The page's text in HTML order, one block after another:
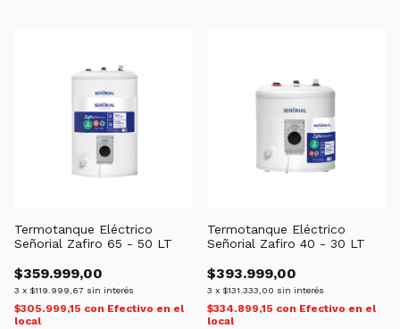
Termotanque Eléctrico
Señorial Zafiro 65 - 50 LT
$359.999,00
3 x $119.999,67 sin interés
$305.999,15 con Efectivo en el
local
Termotanque Eléctrico
Señorial Zafiro 40 - 30 LT
$393.999,00
3 x $131.333,00 sin interés
$334.899,15 con Efectivo en el
local